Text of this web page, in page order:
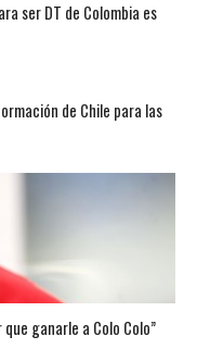
ser DT de Colombia es
de Chile para las
ganarle a Colo Colo”